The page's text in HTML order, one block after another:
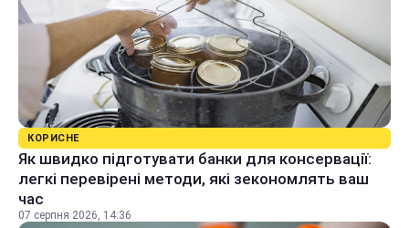
КОРИСНЕ
Як швидко підготувати банки для консервації:
легкі перевірені методи, які зекономлять ваш
час
07 серпня 2026, 14:36